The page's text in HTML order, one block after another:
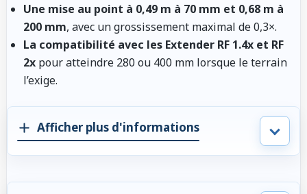
Une mise au point à 0,49 m à 70 mm et 0,68 m à
200 mm, avec un grossissement maximal de 0,3×.
La compatibilité avec les Extender RF 1.4x et RF
2x pour atteindre 280 ou 400 mm lorsque le terrain
l’exige.
Afficher plus d'informations